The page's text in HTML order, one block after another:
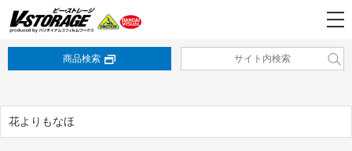
商品検索
花よりもなほ